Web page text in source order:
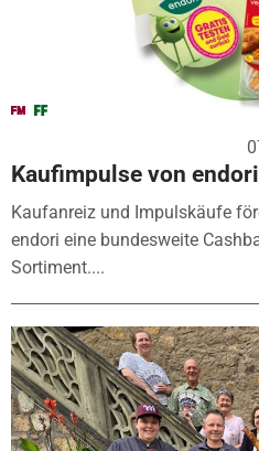
Kaufimpulse von
Kaufanreiz und Impulskäufe
endori eine bundesweite
Sortiment....